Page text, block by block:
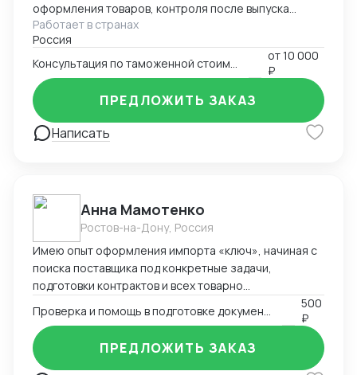
оформления товаров, контроля после выпуска
товаров, таможенной стоимости. Подготовка
документов для декларирования товаров, работа с
Таможенными представителями. Большой опыт по
доказыванию заявленной таможенной стоимости.
Работает в странах
Россия
от10 000
₽
Написать
ПРЕДЛОЖИТЬ ЗАКАЗ
Анна Мамотенко
Ростов-на-Дону, Россия
Имею опыт оформления импорта «ключ», начиная с
поиска поставщика под конкретные задачи,
подготовки контрактов и всех товарно
сопроводительных и разрешительных документов,
составления логистических схем и заканчивая
побором кодов тнвэд, описанием товара и его
таможенным оформлением
500
₽
ПРЕДЛОЖИТЬ ЗАКАЗ